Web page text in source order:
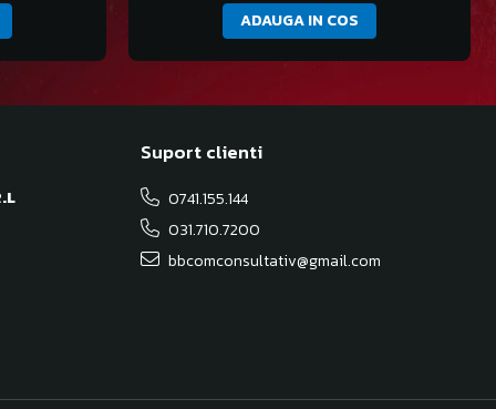
ADAUGA IN COS
Suport clienti
0741.155.144
031.710.7200
bbcomconsultativ@gmail.com